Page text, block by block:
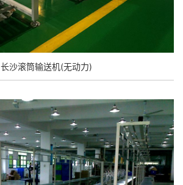
长沙滚筒输送机(无动力)